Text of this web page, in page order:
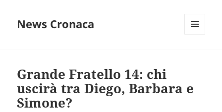
News Cronaca
Grande Fratello 14: chi
uscirà tra Diego, Barbara e
Simone?